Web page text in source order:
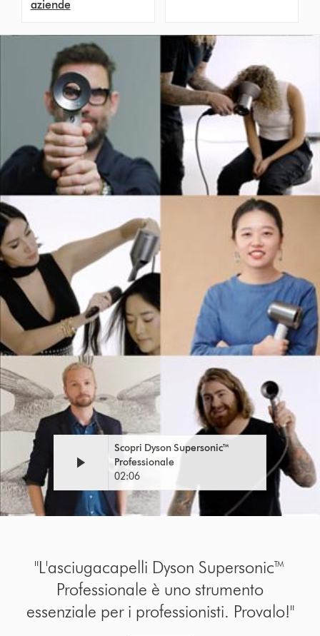
aziende
Scopri Dyson Supersonic™
Professionale
02:06
"L'asciugacapelli Dyson Supersonic™
Professionale è uno strumento
essenziale per i professionisti. Provalo!"